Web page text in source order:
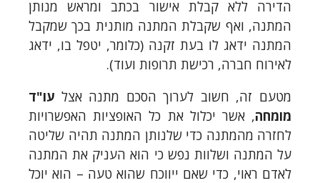
הדירה ללא קבלת אישור בכתב ומראש מנותן
המתנה, ואף שקבלת המתנה מותנית בכך שמקבל
המתנה ידאג לו בעת זקנה (כלומר, יטפל בו, ידאג
לאירוח חברה, רכישת תרופות ועוד).
מטעם זה, חשוב לערוך הסכם מתנה אצל עו"ד
מומחה, אשר יכלול את כל האופציות האפשרויות
לחזרה מהמתנה כדי שלנותן המתנה תהיה שליטה
על המתנה ושלוות נפש כי הוא העניק את המתנה
לאדם ראוי, כדי שאם ייווכח שהוא טעה – הוא יוכל